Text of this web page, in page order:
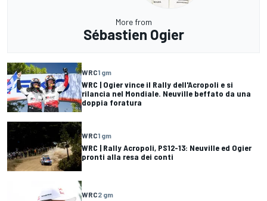
More from
Sébastien Ogier
WRC1 gm
WRC | Ogier vince il Rally dell'Acropoli e si
rilancia nel Mondiale. Neuville beffato da una
doppia foratura
WRC1 gm
WRC | Rally Acropoli, PS12-13: Neuville ed Ogier
pronti alla resa dei conti
WRC2 gm